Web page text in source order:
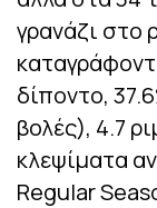
γρανάζι στο
δίποντο,
βολές), 4.7
κλεψίματα
Regular